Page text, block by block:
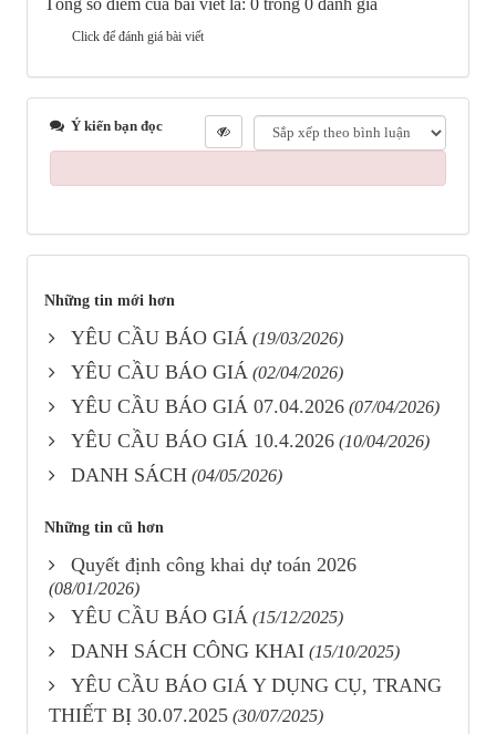
Tổng số điểm của bài viết là: 0 trong 0 đánh giá
Click để đánh giá bài viết
Ý kiến bạn đọc
Những tin mới hơn
YÊU CẦU BÁO GIÁ (19/03/2026)
YÊU CẦU BÁO GIÁ (02/04/2026)
YÊU CẦU BÁO GIÁ 07.04.2026 (07/04/2026)
YÊU CẦU BÁO GIÁ 10.4.2026 (10/04/2026)
DANH SÁCH (04/05/2026)
Những tin cũ hơn
Quyết định công khai dự toán 2026
(08/01/2026)
YÊU CẦU BÁO GIÁ (15/12/2025)
DANH SÁCH CÔNG KHAI (15/10/2025)
YÊU CẦU BÁO GIÁ Y DỤNG CỤ, TRANG
THIẾT BỊ 30.07.2025 (30/07/2025)